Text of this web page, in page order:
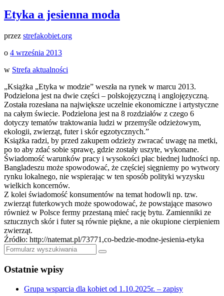
Etyka a jesienna moda
przez strefakobiet.org
o 4 września 2013
w Strefa aktualności
„Książka „Etyka w modzie” weszła na rynek w marcu 2013.
Podzielona jest na dwie części – polskojęzyczną i anglojęzyczną.
Została rozesłana na największe uczelnie ekonomiczne i artystyczne
na całym świecie. Podzielona jest na 8 rozdziałów z czego 6
dotyczy tematów traktowania ludzi w przemyśle odzieżowym,
ekologii, zwierząt, futer i skór egzotycznych.”
Książka radzi, by przed zakupem odzieży zwracać uwagę na metki,
po to aby zdać sobie sprawę, gdzie zostały uszyte, wykonane.
Świadomość warunków pracy i wysokości płac biednej ludności np.
Bangladeszu może spowodować, że częściej sięgniemy po wytwory
rynku lokalnego, nie wspierając w ten sposób polityki wyzysku
wielkich koncernów.
Z kolei świadomość konsumentów na temat hodowli np. tzw.
zwierząt futerkowych może spowodować, że powstające masowo
również w Polsce fermy przestaną mieć rację bytu. Zamienniki ze
sztucznych skór i futer są równie piękne, a nie okupione cierpieniem
zwierząt.
Źródło: http://natemat.pl/73771,co-bedzie-modne-jesienia-etyka
Szukaj
Ostatnie wpisy
Grupa wsparcia dla kobiet od 1.10.2025r. – zapisy